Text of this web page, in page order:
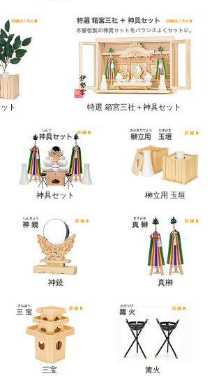
ト 特選 箱宮三社＋神具セット
神具セット 榊立用 玉垣
神鏡 真榊
三宝 篝火